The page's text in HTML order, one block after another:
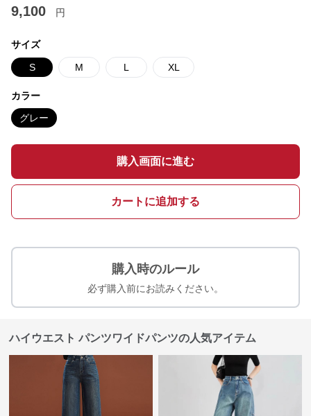
9,100 円
サイズ
S M L XL
カラー
グレー
購入画面に進む
カートに追加する
購入時のルール
必ず購入前にお読みください。
ハイウエスト パンツワイドパンツの人気アイテム